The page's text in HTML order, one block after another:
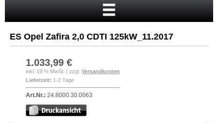
Mein Konto
Neukunde?
Kasse
Anmelden
ES Opel Zafira 2,0 CDTI 125kW_11.2017
1.033,99 €
inkl. 19 % MwSt. | zzgl. Versandkosten
Lieferzeit: 1-2 Tage
Art.Nr.: 24.8000.30.0063